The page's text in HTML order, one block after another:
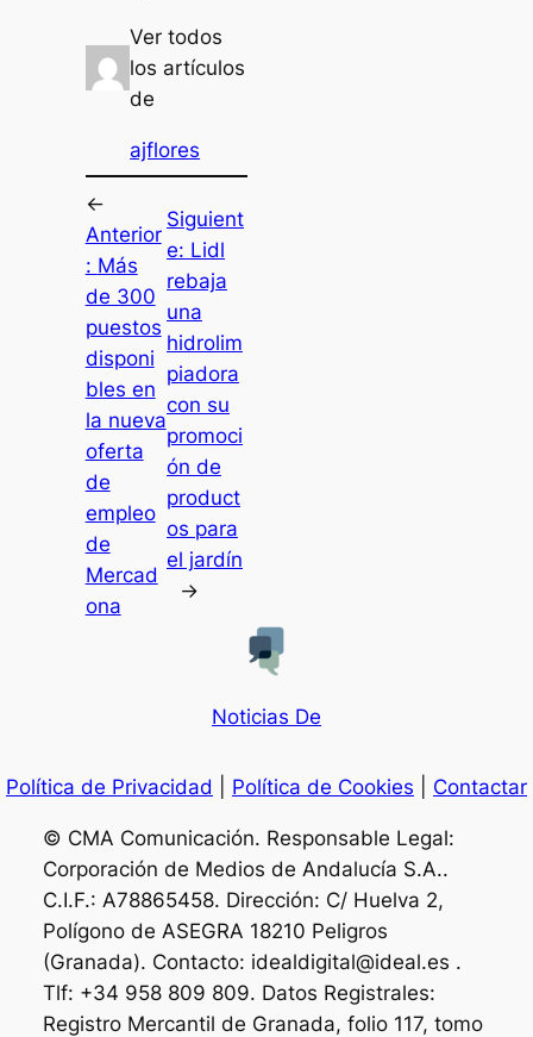
Ver todos
los artículos
de
ajflores
←
Anterior
: Más
de 300
puestos
disponi
bles en
la nueva
oferta
de
empleo
de
Mercad
ona
Siguient
e: Lidl
rebaja
una
hidrolim
piadora
con su
promoci
ón de
product
os para
el jardín
→
Noticias De
Política de Privacidad Política de Cookies Contactar
© CMA Comunicación. Responsable Legal:
Corporación de Medios de Andalucía S.A..
C.I.F.: A78865458. Dirección: C/ Huelva 2,
Polígono de ASEGRA 18210 Peligros
(Granada). Contacto: idealdigital@ideal.es .
Tlf: +34 958 809 809. Datos Registrales:
Registro Mercantil de Granada, folio 117, tomo